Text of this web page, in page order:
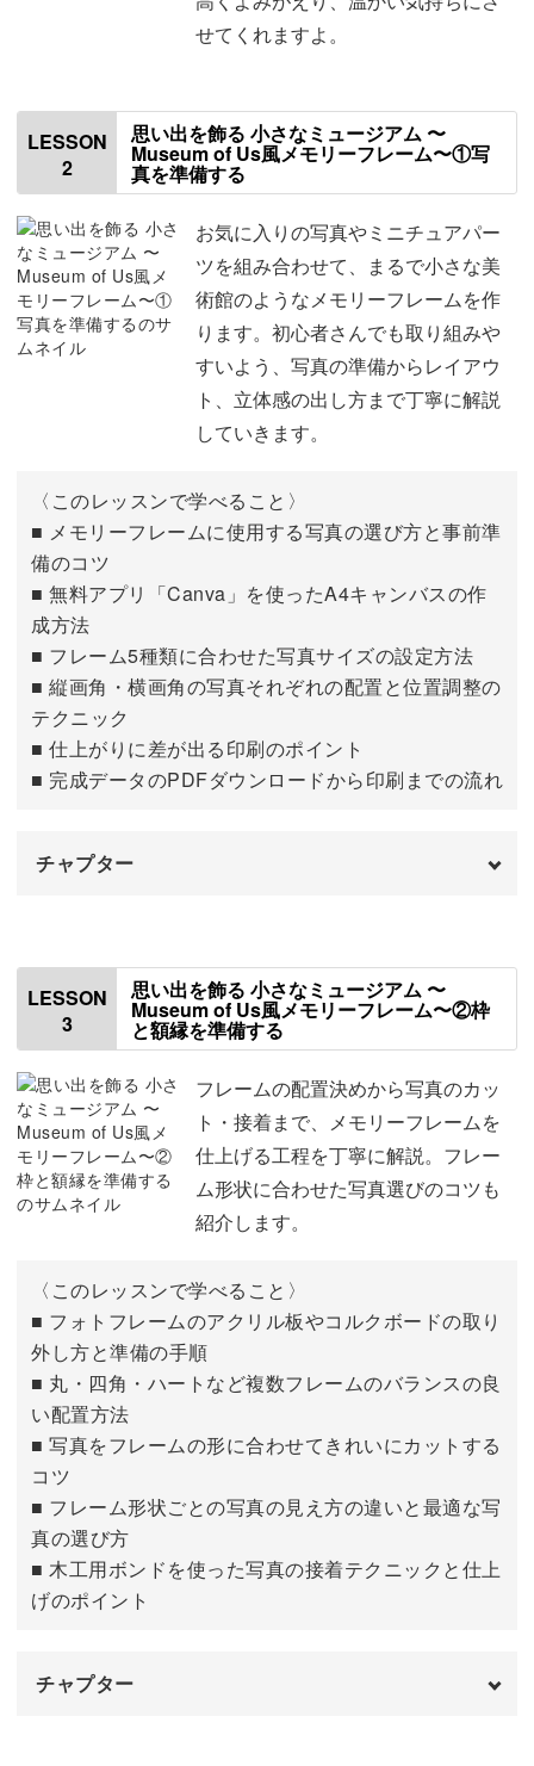
ますよ。
初心者でも、不器用でも大丈夫！
「工作が苦手…」「写真の印刷が難しい」そんな方も、ご
まずは写真の印刷方法、ベースとなる背景の準備など、ひ
小さなフレームの中でもバランスよく見せるコツや、レイ
アウトの基本もしっかりマスター。
パーツ配置のポイントも紹介するので、完成度がぐっと上
がります。
限られた材料でもおしゃれに見せる工夫で、アレンジ作品
フィギュアを使って、よりドラマチックな立体感を出す仕
上げ方もご紹介します♪
癒しのミニギャラリーが完成
完成したフレームは、毎日の暮らしをやさしく彩ってくれ
ふとした瞬間に思い出が目に入り、気持ちまでほっと温か
くなるはずです。
旅行先で集めた小さなウエディングの思い出や、お子さん
の成長記録、さらにはペットとの日常など。
テーマを変えて、新しいギャラリーをシリーズとして増や
していくことも可能です♪
せてくれますよ。
LESSON
2
思い出を飾る 小さなミュージアム 〜
Museum of Us風メモリーフレーム〜①写
真を準備する
お気に入りの写真やミニチュアパー
ツを組み合わせて、まるで小さな美
術館のようなメモリーフレームを作
ります。初心者さんでも取り組みや
すいよう、写真の準備からレイアウ
ト、立体感の出し方まで丁寧に解説
していきます。
〈このレッスンで学べること〉
■ メモリーフレームに使用する写真の選び方と事前準
備のコツ
■ 無料アプリ「Canva」を使ったA4キャンバスの作
成方法
■ フレーム5種類に合わせた写真サイズの設定方法
■ 縦画角・横画角の写真それぞれの配置と位置調整の
テクニック
■ 仕上がりに差が出る印刷のポイント
■ 完成データのPDFダウンロードから印刷までの流れ
チャプター
使用材料・道具
印刷用のキャンバスと枠を用意する
枠に写真を入れる 05:20
データを保存して印刷する 08:47
LESSON
3
思い出を飾る 小さなミュージアム 〜
Museum of Us風メモリーフレーム〜②枠
と額縁を準備する
フレームの配置決めから写真のカッ
ト・接着まで、メモリーフレームを
仕上げる工程を丁寧に解説。フレー
ム形状に合わせた写真選びのコツも
紹介します。
〈このレッスンで学べること〉
■ フォトフレームのアクリル板やコルクボードの取り
外し方と準備の手順
■ 丸・四角・ハートなど複数フレームのバランスの良
い配置方法
■ 写真をフレームの形に合わせてきれいにカットする
コツ
■ フレーム形状ごとの写真の見え方の違いと最適な写
真の選び方
■ 木工用ボンドを使った写真の接着テクニックと仕上
げのポイント
チャプター